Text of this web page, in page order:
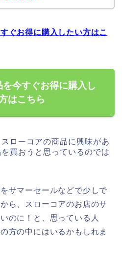
ぐお得に購入したい方はこ
今すぐお得に購入し
はこちら
ローコアの商品に興味があ
買おうと思っているのでは
サマーセールなどで少しで
ら、スローコアのお店のサ
のに！と、思っている人
方の中にはいるかもしれま